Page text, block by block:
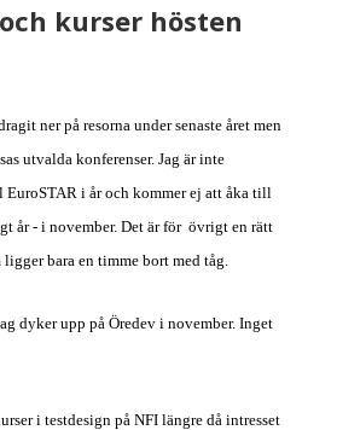
kurser hösten
ner på resorna under senaste året men
utvalda konferenser. Jag är inte
i år och kommer ej att åka till
år - i november. Det är för övrigt en rätt
bara en timme bort med tåg.
dyker upp på Öredev i november. Inget
i testdesign på NFI längre då intresset